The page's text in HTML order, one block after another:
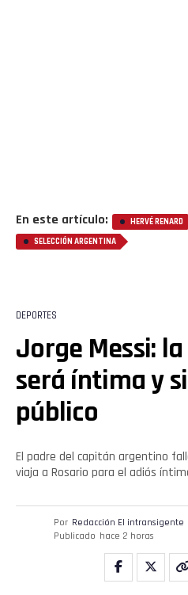
En este artículo: HERVÉ RENARD
SELECCIÓN ARGENTINA
DEPORTES
Jorge Messi:
será íntima y
público
El padre del capitán argentino
viaja a Rosario para el adiós
Por Redacción El intransigente
Publicado hace 2 horas
Flipboard
Whatsapp